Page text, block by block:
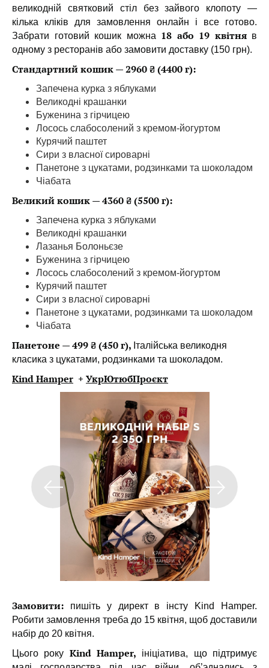
великодній святковий стіл без зайвого клопоту —
кілька кліків для замовлення онлайн і все готово.
Забрати готовий кошик можна 18 або 19 квітняв
одному з ресторанів або замовити доставку (150 грн).
Стандартний кошик — 2960 ₴ (4400 г):
Запечена курка з яблуками
Великодні крашанки
Буженина з гірчицею
Лосось слабосолений з кремом-йогуртом
Курячий паштет
Сири з власної сироварні
Панетоне з цукатами, родзинками та шоколадом
Чіабата
Великий кошик — 4360 ₴ (5500 г):
Запечена курка з яблуками
Великодні крашанки
Лазанья Болоньєзе
Буженина з гірчицею
Лосось слабосолений з кремом-йогуртом
Курячий паштет
Сири з власної сироварні
Панетоне з цукатами, родзинками та шоколадом
Чіабата
Панетоне — 499 ₴ (450 г), Італійська великодня
класика з цукатами, родзинками та шоколадом.
Kind Hamper +УкрЮтюбПроєкт
Замовити: пишіть у директ в інсту Kind Hamper.
Робити замовлення треба до 15 квітня, щоб доставили
набір до 20 квітня.
Цього року Kind Hamper, ініціатива, що підтримує